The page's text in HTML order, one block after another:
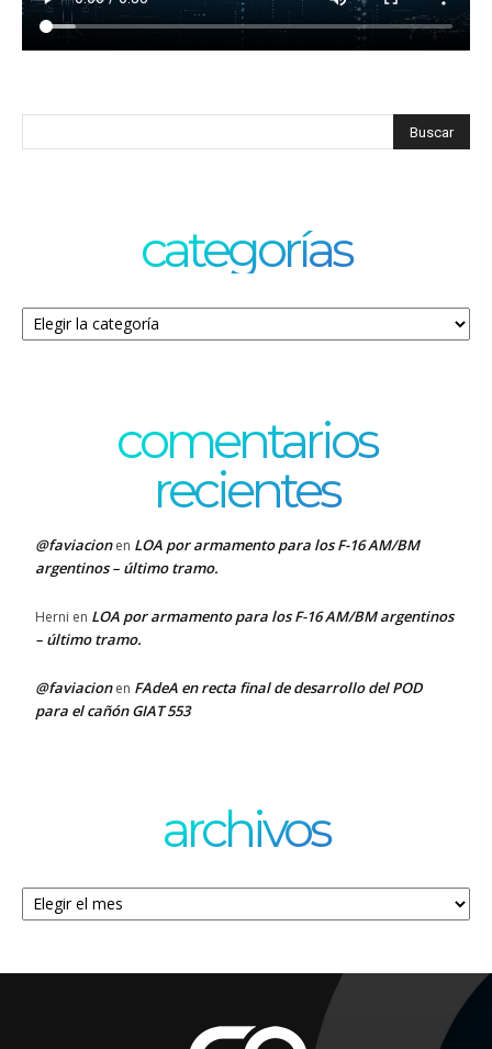
categorías
Categorías
comentarios
recientes
@faviacionen LOA por armamento para los F-16 AM/BM
argentinos – último tramo.
Herni en LOA por armamento para los F-16 AM/BM argentinos
– último tramo.
@faviacionen FAdeA en recta final de desarrollo del POD
para el cañón GIAT 553
archivos
Archivos